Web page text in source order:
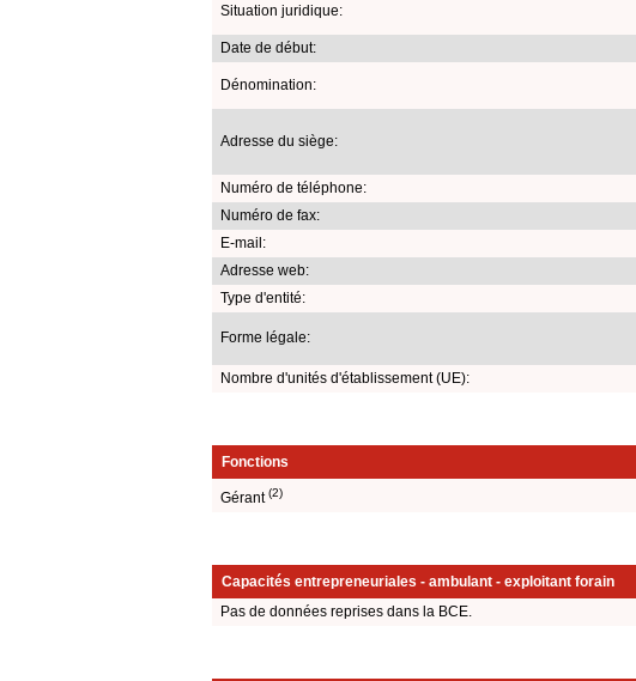
Situation juridique:
Date de début:
Dénomination:
Adresse du siège:
Numéro de téléphone:
Numéro de fax:
E-mail:
Adresse web:
Type d'entité:
Forme légale:
Nombre d'unités d'établissement (UE):
Fonctions
Gérant(2)
Capacités entrepreneuriales - ambulant - exploitant forain
Pas de données reprises dans la BCE.